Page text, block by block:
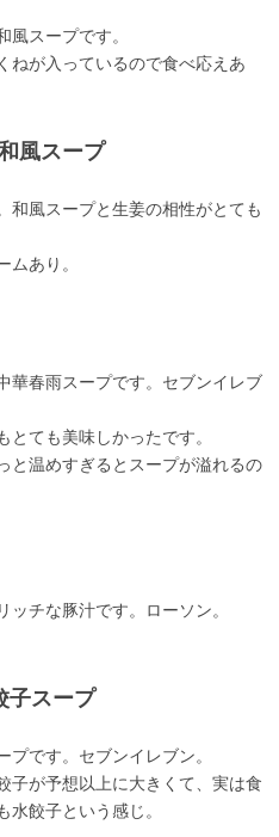
風スープです。
ねが入っているので食べ応えあ
風スープ
和風スープと生姜の相性がとても
ムあり。
華春雨スープです。セブンイレブ
ても美味しかったです。
と温めすぎるとスープが溢れるの
チな豚汁です。ローソン。
子スープ
です。セブンイレブン。
子が予想以上に大きくて、実は食
餃子という感じ。